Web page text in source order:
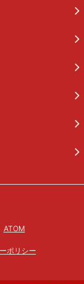
ATOM
ポリシー